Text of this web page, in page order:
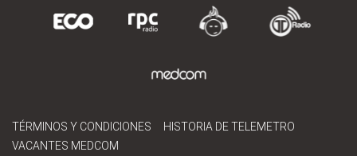
TÉRMINOS Y CONDICIONES
HISTORIA DE TELEMETRO
VACANTES MEDCOM